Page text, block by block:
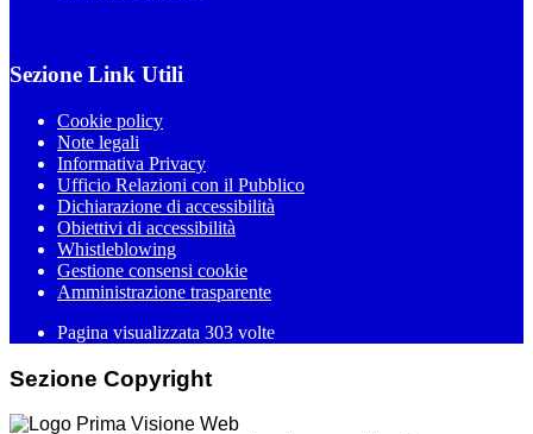
Sezione Link Utili
Cookie policy
Note legali
Informativa Privacy
Ufficio Relazioni con il Pubblico
Dichiarazione di accessibilità
Obiettivi di accessibilità
Whistleblowing
Gestione consensi cookie
Amministrazione trasparente
Pagina visualizzata 303 volte
Sezione Copyright